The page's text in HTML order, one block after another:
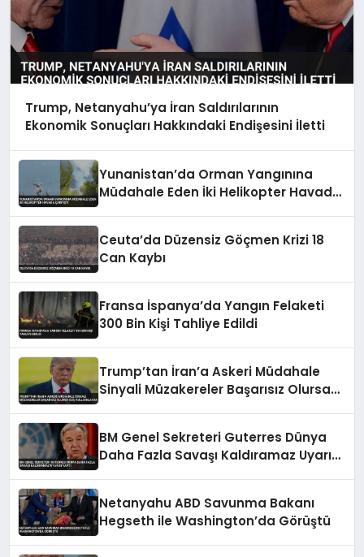
Trump, Netanyahu’ya İran Saldırılarının
Ekonomik Sonuçları Hakkındaki Endişesini İletti
Yunanistan’da Orman Yangınına
Müdahale Eden İki Helikopter Havada
Ceuta’da Düzensiz Göçmen Krizi 18
Can Kaybı
Fransa İspanya’da Yangın Felaketi
300 Bin Kişi Tahliye Edildi
Trump’tan İran’a Askeri Müdahale
Sinyali Müzakereler Başarısız Olursa
BM Genel Sekreteri Guterres Dünya
Daha Fazla Savaşı Kaldıramaz Uyarısı
Netanyahu ABD Savunma Bakanı
Hegseth ile Washington’da Görüştü